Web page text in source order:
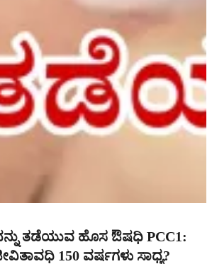
ತಡೆಯುವ ಹೊಸ ಔಷಧಿ PCC1:
150 ವರ್ಷಗಳು ಸಾಧ್ಯ?